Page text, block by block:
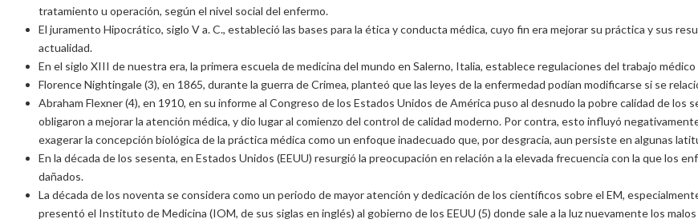
tratamiento u operación, según el nivel social del enfermo.
El juramento Hipocrático, siglo V a. C., estableció las bases para la ética y conducta médica, cuyo fin era mejorar su práctica y sus
actualidad.
En el siglo XIII de nuestra era, la primera escuela de medicina del mundo en Salerno, Italia, establece regulaciones del trabajo
Florence Nightingale (3), en 1865, durante la guerra de Crimea, planteó que las leyes de la enfermedad podían modificarse si se
Abraham Flexner (4), en 1910, en su informe al Congreso de los Estados Unidos de América puso al desnudo la pobre calidad de los
obligaron a mejorar la atención médica, y dio lugar al comienzo del control de calidad moderno. Por contra, esto influyó
exagerar la concepción biológica de la práctica médica como un enfoque inadecuado que, por desgracia, aun persiste en algunas
En la década de los sesenta, en Estados Unidos (EEUU) resurgió la preocupación en relación a la elevada frecuencia con la que los
dañados.
La década de los noventa se considera como un periodo de mayor atención y dedicación de los científicos sobre el EM,
presentó el Instituto de Medicina (IOM, de sus siglas en inglés) al gobierno de los EEUU (5) donde sale a la luz nuevamente los